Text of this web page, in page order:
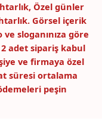
Özel günler
Görsel içerik
sloganınıza göre
adet sipariş kabul
ve firmaya özel
süresi ortalama
peşin